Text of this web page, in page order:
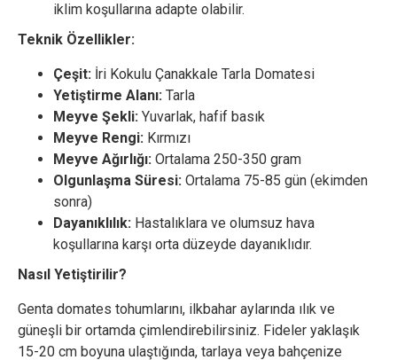
iklim koşullarına adapte olabilir.
Teknik Özellikler:
Çeşit: İri Kokulu Çanakkale Tarla Domatesi
Yetiştirme Alanı: Tarla
Meyve Şekli: Yuvarlak, hafif basık
Meyve Rengi: Kırmızı
Meyve Ağırlığı: Ortalama 250-350 gram
Olgunlaşma Süresi: Ortalama 75-85 gün (ekimden
sonra)
Dayanıklılık: Hastalıklara ve olumsuz hava
koşullarına karşı orta düzeyde dayanıklıdır.
Nasıl Yetiştirilir?
Genta domates tohumlarını, ilkbahar aylarında ılık ve
güneşli bir ortamda çimlendirebilirsiniz. Fideler yaklaşık
15-20 cm boyuna ulaştığında, tarlaya veya bahçenize